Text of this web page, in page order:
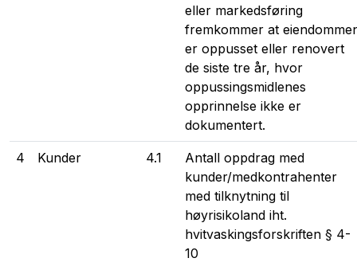
eller markedsføring
fremkommer at
er oppusset eller renovert
de siste tre år, hvor
oppussingsmidlenes
opprinnelse ikke er
dokumentert.
4 Kunder 4.1
Antall oppdrag med
kunder/medkontrahenter
med tilknytning til
høyrisikoland iht.
hvitvaskingsforskriften § 4-
10